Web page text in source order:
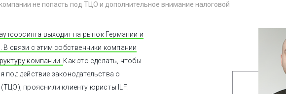
не попасть под ТЦО и дополнительное внимание налоговой
выходит на рынок Германии и
связи с этим собственники компании
компании. Как это сделать, чтобы
действие законодательства о
прояснили клиенту юристы ILF.